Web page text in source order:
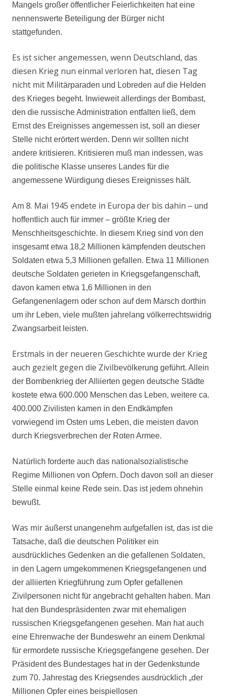
Mangels großer öffentlicher Feierlichkeiten hat eine
nennenswerte Beteiligung der Bürger nicht
stattgefunden.
Es ist sicher angemessen, wenn Deutschland, das
diesen Krieg nun einmal verloren hat, diesen Tag
nicht mit Militärparaden und Lobreden auf die Helden
des Krieges begeht. Inwieweit allerdings der Bombast,
den die russische Administration entfalten ließ, dem
Ernst des Ereignisses angemessen ist, soll an dieser
Stelle nicht erörtert werden. Denn wir sollten nicht
andere kritisieren. Kritisieren muß man indessen, was
die politische Klasse unseres Landes für die
angemessene Würdigung dieses Ereignisses hält.
Am 8. Mai 1945 endete in Europa der bis dahin – und
hoffentlich auch für immer – größte Krieg der
Menschheitsgeschichte. In diesem Krieg sind von den
insgesamt etwa 18,2 Millionen kämpfenden deutschen
Soldaten etwa 5,3 Millionen gefallen. Etwa 11 Millionen
deutsche Soldaten gerieten in Kriegsgefangenschaft,
davon kamen etwa 1,6 Millionen in den
Gefangenenlagern oder schon auf dem Marsch dorthin
um ihr Leben, viele mußten jahrelang völkerrechtswidrig
Zwangsarbeit leisten.
Erstmals in der neueren Geschichte wurde der Krieg
auch gezielt gegen die Zivilbevölkerung geführt. Allein
der Bombenkrieg der Alliierten gegen deutsche Städte
kostete etwa 600.000 Menschen das Leben, weitere ca.
400.000 Zivilisten kamen in den Endkämpfen
vorwiegend im Osten ums Leben, die meisten davon
durch Kriegsverbrechen der Roten Armee.
Natürlich forderte auch das nationalsozialistische
Regime Millionen von Opfern. Doch davon soll an dieser
Stelle einmal keine Rede sein. Das ist jedem ohnehin
bewußt.
Was mir äußerst unangenehm aufgefallen ist, das ist die
Tatsache, daß die deutschen Politiker ein
ausdrückliches Gedenken an die gefallenen Soldaten,
in den Lagern umgekommenen Kriegsgefangenen und
der alliierten Kriegführung zum Opfer gefallenen
Zivilpersonen nicht für angebracht gehalten haben. Man
hat den Bundespräsidenten zwar mit ehemaligen
russischen Kriegsgefangenen gesehen. Man hat auch
eine Ehrenwache der Bundeswehr an einem Denkmal
für ermordete russische Kriegsgefangene gesehen. Der
Präsident des Bundestages hat in der Gedenkstunde
zum 70. Jahrestag des Kriegsendes ausdrücklich „der
Millionen Opfer eines beispiellosen